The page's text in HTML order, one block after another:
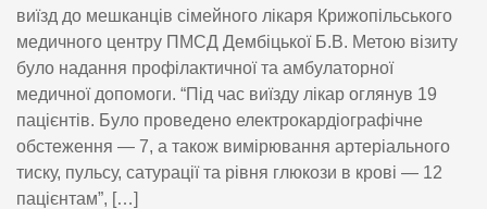
виїзд до мешканців сімейного лікаря Крижопільського
медичного центру ПМСД Дембіцької Б.В. Метою візиту
було надання профілактичної та амбулаторної
медичної допомоги. “Під час виїзду лікар оглянув 19
пацієнтів. Було проведено електрокардіографічне
обстеження — 7, а також вимірювання артеріального
тиску, пульсу, сатурації та рівня глюкози в крові — 12
пацієнтам”, […]